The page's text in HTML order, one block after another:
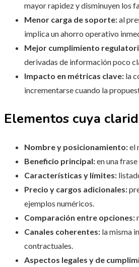
mayor rapidez y disminuyen los
Menor carga de soporte:al
implica un ahorro operativo
Mejor cumplimiento
derivadas de información poco
Impacto en métricas clave: la
incrementarse cuando la
Elementos cuya
Nombre y posicionamiento:el
Beneficio principal:en una
Características y límites:
Precio y cargos adicionales:
ejemplos numéricos.
Comparación entre opciones:
Canales coherentes: la misma
contractuales.
Aspectos legales y de